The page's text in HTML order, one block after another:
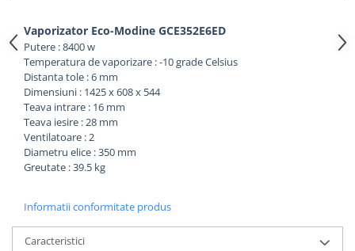
Vaporizator Eco-Modine GCE352E6ED
Putere : 8400 w
Temperatura de vaporizare : -10 grade Celsius
Distanta tole : 6 mm
Dimensiuni : 1425 x 608 x 544
Teava intrare : 16 mm
Teava iesire : 28 mm
Ventilatoare : 2
Diametru elice : 350 mm
Greutate : 39.5 kg
Informatii conformitate produs
Caracteristici